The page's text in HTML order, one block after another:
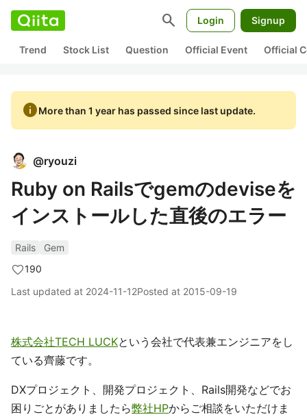
search Login Signup
Trend Stock List Question Official Event Official
infoMore than 1 year has passed since last update.
@ryouzi
Ruby on Railsでgemのdeviseを
インストールした直後のエラー
Rails
Gem
190
Last updated at 2024-11-12Posted at 2015-09-19
株式会社TECH LUCKという会社で代表兼エンジニアをし
ている齊藤です。
DXプロジェクト、開発プロジェクト、Rails開発などでお
困りごとがありましたら弊社HPからご相談をいただけま